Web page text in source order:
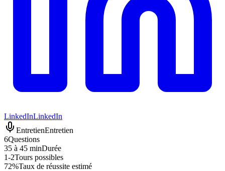
LinkedInLinkedIn
EntretienEntretien
6Questions
35 à 45 minDurée
1-2Tours possibles
72%Taux de réussite estimé